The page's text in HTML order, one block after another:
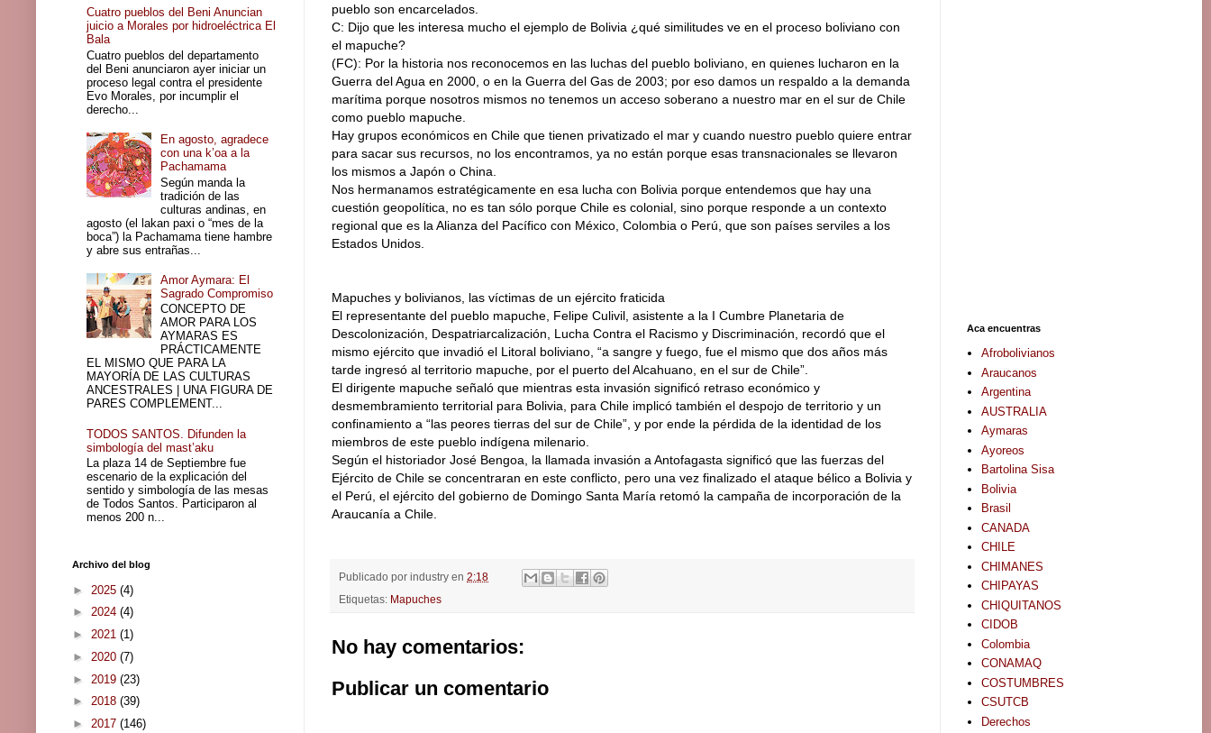
pueblo son encarcelados.
C: Dijo que les interesa mucho el ejemplo de Bolivia ¿qué similitudes ve en el proceso boliviano con
el mapuche?
(FC): Por la historia nos reconocemos en las luchas del pueblo boliviano, en quienes lucharon en la
Guerra del Agua en 2000, o en la Guerra del Gas de 2003; por eso damos un respaldo a la demanda
marítima porque nosotros mismos no tenemos un acceso soberano a nuestro mar en el sur de Chile
como pueblo mapuche.
Hay grupos económicos en Chile que tienen privatizado el mar y cuando nuestro pueblo quiere entrar
para sacar sus recursos, no los encontramos, ya no están porque esas transnacionales se llevaron
los mismos a Japón o China.
Nos hermanamos estratégicamente en esa lucha con Bolivia porque entendemos que hay una
cuestión geopolítica, no es tan sólo porque Chile es colonial, sino porque responde a un contexto
regional que es la Alianza del Pacífico con México, Colombia o Perú, que son países serviles a los
Estados Unidos.
Mapuches y bolivianos, las víctimas de un ejército fraticida
El representante del pueblo mapuche, Felipe Culivil, asistente a la I Cumbre Planetaria de
Descolonización, Despatriarcalización, Lucha Contra el Racismo y Discriminación, recordó que el
mismo ejército que invadió el Litoral boliviano, “a sangre y fuego, fue el mismo que dos años más
tarde ingresó al territorio mapuche, por el puerto del Alcahuano, en el sur de Chile”.
El dirigente mapuche señaló que mientras esta invasión significó retraso económico y
desmembramiento territorial para Bolivia, para Chile implicó también el despojo de territorio y un
confinamiento a “las peores tierras del sur de Chile”, y por ende la pérdida de la identidad de los
miembros de este pueblo indígena milenario.
Según el historiador José Bengoa, la llamada invasión a Antofagasta significó que las fuerzas del
Ejército de Chile se concentraran en este conflicto, pero una vez finalizado el ataque bélico a Bolivia y
el Perú, el ejército del gobierno de Domingo Santa María retomó la campaña de incorporación de la
Araucanía a Chile.
Publicado por industry en 2:18
Etiquetas: Mapuches
No hay comentarios:
Publicar un comentario
Cuatro pueblos del Beni Anuncian
juicio a Morales por hidroeléctrica El
Bala
Cuatro pueblos del departamento
del Beni anunciaron ayer iniciar un
proceso legal contra el presidente
Evo Morales, por incumplir el
derecho...
En agosto, agradece
con una k’oa a la
Pachamama
Según manda la
tradición de las
culturas andinas, en
agosto (el lakan paxi o “mes de la
boca”) la Pachamama tiene hambre
y abre sus entrañas...
Amor Aymara: El
Sagrado Compromiso
CONCEPTO DE
AMOR PARA LOS
AYMARAS ES
PRÁCTICAMENTE
EL MISMO QUE PARA LA
MAYORÍA DE LAS CULTURAS
ANCESTRALES | UNA FIGURA DE
PARES COMPLEMENT...
TODOS SANTOS. Difunden la
simbología del mast’aku
La plaza 14 de Septiembre fue
escenario de la explicación del
sentido y simbología de las mesas
de Todos Santos. Participaron al
menos 200 n...
Archivo del blog
► 2025 (4)
► 2024 (4)
► 2021 (1)
► 2020 (7)
► 2019 (23)
► 2018 (39)
► 2017 (146)
Aca encuentras
Afrobolivianos
Araucanos
Argentina
AUSTRALIA
Aymaras
Ayoreos
Bartolina Sisa
Bolivia
Brasil
CANADA
CHILE
CHIMANES
CHIPAYAS
CHIQUITANOS
CIDOB
Colombia
CONAMAQ
COSTUMBRES
CSUTCB
Derechos